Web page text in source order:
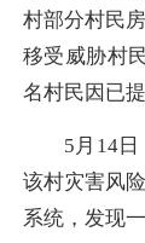
村部分村民
移受威胁村
名村民因已
5月14
该村灾害风
系统，发现